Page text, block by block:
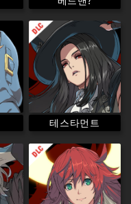
테스타먼트